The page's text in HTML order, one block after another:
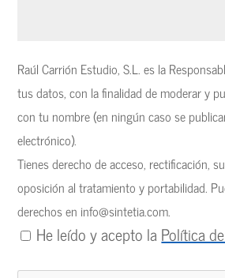
Raúl Carrión Estudio, S.L. es la
tus datos, con la finalidad de moderar y
con tu nombre (en ningún caso se
electrónico).
Tienes derecho de acceso, rectificación,
oposición al tratamiento y portabilidad.
derechos en info@sintetia.com.
He leído y acepto la Política